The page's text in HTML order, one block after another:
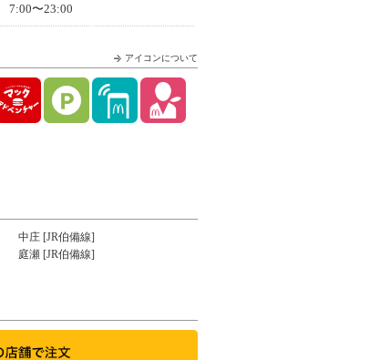
7:00〜23:00
アイコンについて
中庄 [JR伯備線]
庭瀬 [JR伯備線]